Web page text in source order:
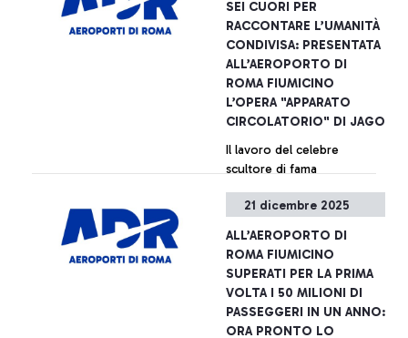
SEI CUORI PER
RACCONTARE L’UMANITÀ
CONDIVISA: PRESENTATA
ALL’AEROPORTO DI
ROMA FIUMICINO
L’OPERA "APPARATO
CIRCOLATORIO" DI JAGO
Il lavoro del celebre
scultore di fama
passeggeri all’interno di
+ Approfondisci
21 dicembre 2025
ALL’AEROPORTO DI
ROMA FIUMICINO
SUPERATI PER LA PRIMA
VOLTA I 50 MILIONI DI
PASSEGGERI IN UN ANNO:
ORA PRONTO LO